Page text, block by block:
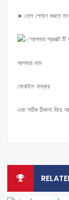
➤ তেল শোষণ করতে
আপনার প্রডাক্ট টি
আপনার নাম
মোবাইল নাম্বার
এবং সঠিক ঠিকানা দিয়ে